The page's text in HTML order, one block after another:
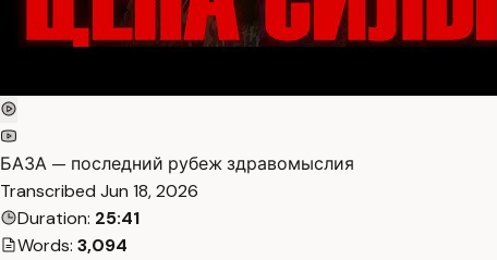
БАЗА — последний рубеж здравомыслия
Transcribed Jun 18, 2026
Duration: 25:41
Words: 3,094